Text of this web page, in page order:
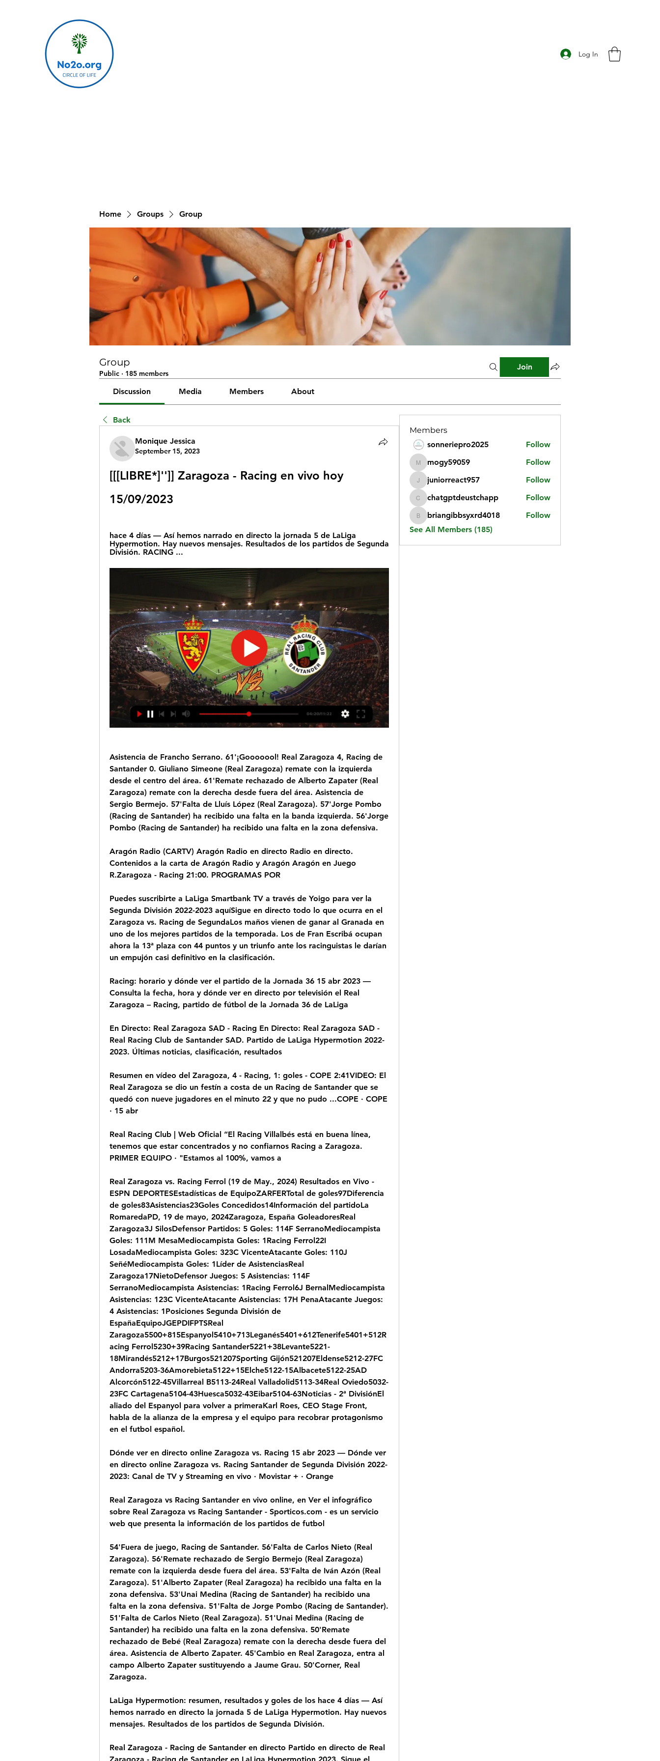
Log In
Home Groups Group
Group
Public · 185 members
Join
Discussion Media Members About
Back
Monique Jessica
September 15, 2023
[[[LIBRE*]'']] Zaragoza - Racing en vivo hoy
15/09/2023
hace 4 días — Así hemos narrado en directo la jornada 5 de LaLiga
Hypermotion. Hay nuevos mensajes. Resultados de los partidos de Segunda
División. RACING ...
Asistencia de Francho Serrano. 61'¡Gooooool! Real Zaragoza 4, Racing de
Santander 0. Giuliano Simeone (Real Zaragoza) remate con la izquierda
desde el centro del área. 61'Remate rechazado de Alberto Zapater (Real
Zaragoza) remate con la derecha desde fuera del área. Asistencia de
Sergio Bermejo. 57'Falta de Lluís López (Real Zaragoza). 57'Jorge Pombo
(Racing de Santander) ha recibido una falta en la banda izquierda. 56'Jorge
Pombo (Racing de Santander) ha recibido una falta en la zona defensiva.
Aragón Radio (CARTV) Aragón Radio en directo Radio en directo.
Contenidos a la carta de Aragón Radio y Aragón Aragón en Juego
R.Zaragoza - Racing 21:00. PROGRAMAS POR
Puedes suscribirte a LaLiga Smartbank TV a través de Yoigo para ver la
Segunda División 2022-2023 aquíSigue en directo todo lo que ocurra en el
Zaragoza vs. Racing de SegundaLos maños vienen de ganar al Granada en
uno de los mejores partidos de la temporada. Los de Fran Escribá ocupan
ahora la 13ª plaza con 44 puntos y un triunfo ante los racinguistas le darían
un empujón casi definitivo en la clasificación.
Racing: horario y dónde ver el partido de la Jornada 36 15 abr 2023 —
Consulta la fecha, hora y dónde ver en directo por televisión el Real
Zaragoza – Racing, partido de fútbol de la Jornada 36 de LaLiga
En Directo: Real Zaragoza SAD - Racing En Directo: Real Zaragoza SAD -
Real Racing Club de Santander SAD. Partido de LaLiga Hypermotion 2022-
2023. Últimas noticias, clasificación, resultados
Resumen en vídeo del Zaragoza, 4 - Racing, 1: goles - COPE 2:41VIDEO: El
Real Zaragoza se dio un festín a costa de un Racing de Santander que se
quedó con nueve jugadores en el minuto 22 y que no pudo ...COPE · COPE
· 15 abr
Real Racing Club | Web Oficial “El Racing Villalbés está en buena línea,
tenemos que estar concentrados y no confiarnos Racing a Zaragoza.
PRIMER EQUIPO · "Estamos al 100%, vamos a
Real Zaragoza vs. Racing Ferrol (19 de May., 2024) Resultados en Vivo -
ESPN DEPORTESEstadísticas de EquipoZARFERTotal de goles97Diferencia
de goles83Asistencias23Goles Concedidos14Información del partidoLa
RomaredaPD, 19 de mayo, 2024Zaragoza, España GoleadoresReal
Zaragoza3J SilosDefensor Partidos: 5 Goles: 114F SerranoMediocampista
Goles: 111M MesaMediocampista Goles: 1Racing Ferrol22I
LosadaMediocampista Goles: 323C VicenteAtacante Goles: 110J
SeñéMediocampista Goles: 1Líder de AsistenciasReal
Zaragoza17NietoDefensor Juegos: 5 Asistencias: 114F
SerranoMediocampista Asistencias: 1Racing Ferrol6J BernalMediocampista
Asistencias: 123C VicenteAtacante Asistencias: 17H PenaAtacante Juegos:
4 Asistencias: 1Posiciones Segunda División de
EspañaEquipoJGEPDIFPTSReal
Zaragoza5500+815Espanyol5410+713Leganés5401+612Tenerife5401+512R
acing Ferrol5230+39Racing Santander5221+38Levante5221-
18Mirandés5212+17Burgos521207Sporting Gijón521207Eldense5212-27FC
Andorra5203-36Amorebieta5122+15Elche5122-15Albacete5122-25AD
Alcorcón5122-45Villarreal B5113-24Real Valladolid5113-34Real Oviedo5032-
23FC Cartagena5104-43Huesca5032-43Eibar5104-63Noticias - 2ª DivisiónEl
aliado del Espanyol para volver a primeraKarl Roes, CEO Stage Front,
habla de la alianza de la empresa y el equipo para recobrar protagonismo
en el futbol español.
Dónde ver en directo online Zaragoza vs. Racing 15 abr 2023 — Dónde ver
en directo online Zaragoza vs. Racing Santander de Segunda División 2022-
2023: Canal de TV y Streaming en vivo · Movistar + · Orange
Real Zaragoza vs Racing Santander en vivo online, en Ver el infográfico
sobre Real Zaragoza vs Racing Santander - Sporticos.com - es un servicio
web que presenta la información de los partidos de futbol
54'Fuera de juego, Racing de Santander. 56'Falta de Carlos Nieto (Real
Zaragoza). 56'Remate rechazado de Sergio Bermejo (Real Zaragoza)
remate con la izquierda desde fuera del área. 53'Falta de Iván Azón (Real
Zaragoza). 51'Alberto Zapater (Real Zaragoza) ha recibido una falta en la
zona defensiva. 53'Unai Medina (Racing de Santander) ha recibido una
falta en la zona defensiva. 51'Falta de Jorge Pombo (Racing de Santander).
51'Falta de Carlos Nieto (Real Zaragoza). 51'Unai Medina (Racing de
Santander) ha recibido una falta en la zona defensiva. 50'Remate
rechazado de Bebé (Real Zaragoza) remate con la derecha desde fuera del
área. Asistencia de Alberto Zapater. 45'Cambio en Real Zaragoza, entra al
campo Alberto Zapater sustituyendo a Jaume Grau. 50'Corner, Real
Zaragoza.
LaLiga Hypermotion: resumen, resultados y goles de los hace 4 días — Así
hemos narrado en directo la jornada 5 de LaLiga Hypermotion. Hay nuevos
mensajes. Resultados de los partidos de Segunda División.
Real Zaragoza - Racing de Santander en directo Partido en directo de Real
Members
sonneriepro2025
Follow
mogy59059
mogy59059 Follow
juniorreact957
juniorreact957 Follow
chatgptdeustchapp
chatgptdeustchapp Follow
briangibbsyxrd4018
briangibbsyxrd4018
Follow
See All Members (185)